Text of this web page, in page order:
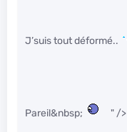
J’suis tout déformé..
Pareil&nbsp; " />